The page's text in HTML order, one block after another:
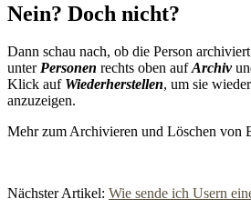
Nein? Doch nicht?
Dann schau nach, ob die Person
unterPersonen rechts oben aufArchiv
Klick auf Wiederherstellen, um sie
anzuzeigen.
Mehr zum Archivieren und Löschen von
Nächster Artikel: Wie sende ich Usern